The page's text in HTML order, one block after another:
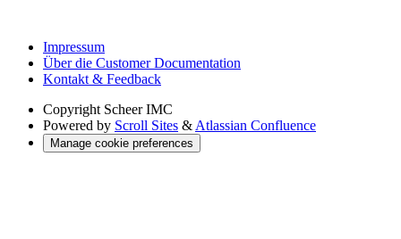
Impressum
Über die Customer Documentation
Kontakt & Feedback
Copyright Scheer IMC
Powered by Scroll Sites & Atlassian Confluence
Manage cookie preferences